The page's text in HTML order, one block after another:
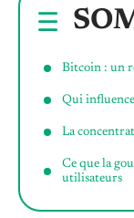
Bitcoin : un
Qui
La
Ce que la
utilisateurs